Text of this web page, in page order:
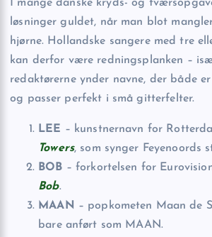
I mange danske kryds- og
løsninger guldet, når man blot
hjørne. Hollandske sangere med tre
kan derfor være redningsplanken –
redaktørerne ynder navne, der både
og passer perfekt i små gitterfelter.
LEE – kunstnernavn for
Towers, som synger Feyenoords
BOB – forkortelsen for
Bob.
MAAN – popkometen Maan de
bare anført som MAAN.